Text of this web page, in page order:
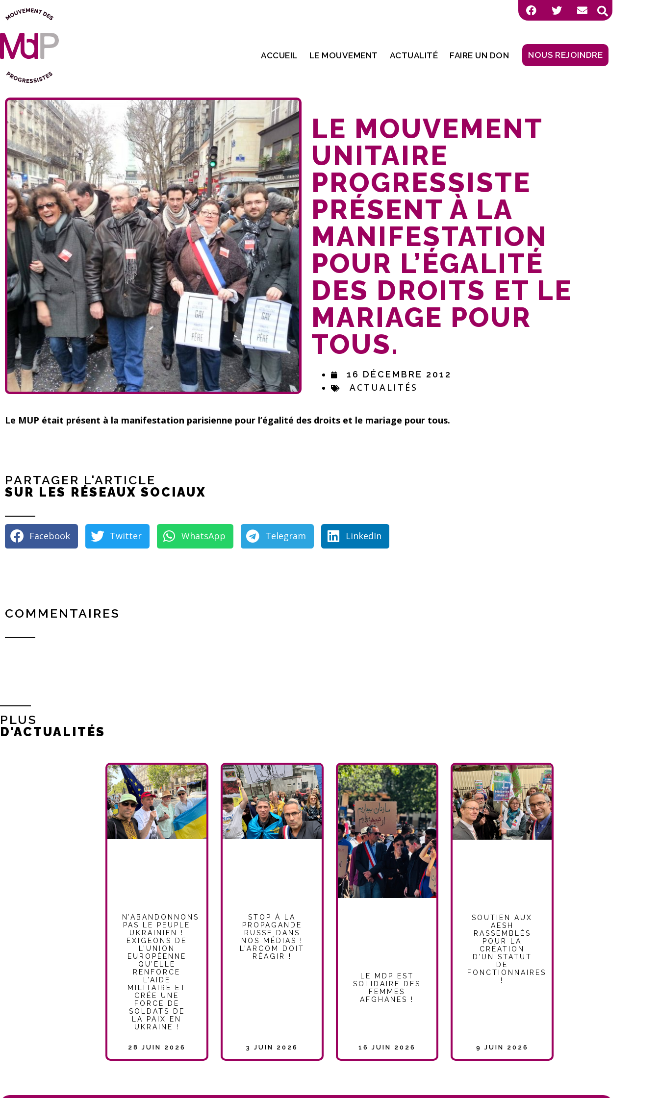
ACCUEIL LE MOUVEMENT ACTUALITÉ FAIRE UN DON NOUS REJOINDRE
LE MOUVEMENT
UNITAIRE
PROGRESSISTE
PRÉSENT À LA
MANIFESTATION
POUR L’ÉGALITÉ
DES DROITS ET LE
MARIAGE POUR
TOUS.
16 DÉCEMBRE 2012
ACTUALITÉS
Le MUP était présent à la manifestation parisienne pour l’égalité des droits et le mariage pour tous.
PARTAGER L'ARTICLE
SUR LES RÉSEAUX SOCIAUX
Facebook Twitter WhatsApp Telegram LinkedIn
COMMENTAIRES
PLUS
D'ACTUALITÉS
N’ABANDONNONS
PAS LE PEUPLE
UKRAINIEN !
EXIGEONS DE
L’UNION
EUROPÉENNE
QU’ELLE
RENFORCE
L’AIDE
MILITAIRE ET
CRÉE UNE
FORCE DE
SOLDATS DE
LA PAIX EN
UKRAINE !
28 JUIN 2026
STOP À LA
PROPAGANDE
RUSSE DANS
NOS MÉDIAS !
L’ARCOM DOIT
RÉAGIR !
3 JUIN 2026
LE MDP EST
SOLIDAIRE DES
FEMMES
AFGHANES !
16 JUIN 2026
SOUTIEN AUX
AESH
RASSEMBLÉS
POUR LA
CRÉATION
D’UN STATUT
DE
FONCTIONNAIRES
!
9 JUIN 2026